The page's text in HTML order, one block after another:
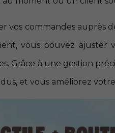
vos commandes auprès
vous pouvez ajuster
Grâce à une gestion
et vous améliorez